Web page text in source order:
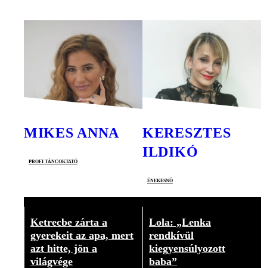
MIKES ANNA
profi táncoktató
KERESZTES
ILDIKÓ
énekesnő
Ketrecbe zárta a
gyerekeit az apa, mert
azt hitte, jön a
világvége
Lola: „Lenka
rendkívül
kiegyensúlyozott
baba”